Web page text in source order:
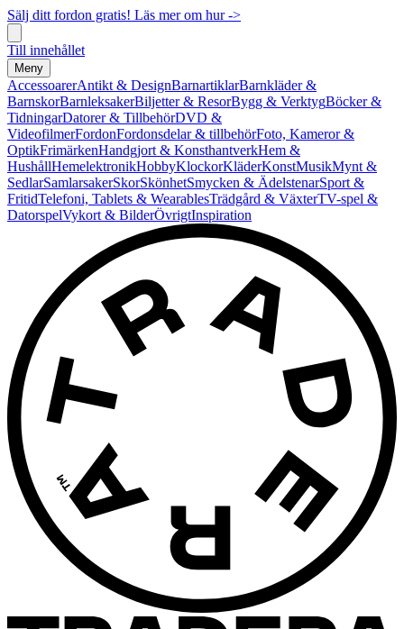
Sälj ditt fordon gratis! Läs mer om hur ->
Till innehållet
Meny
AccessoarerAntikt & DesignBarnartiklarBarnkläder &
BarnskorBarnleksakerBiljetter & ResorBygg & VerktygBöcker &
TidningarDatorer & TillbehörDVD &
VideofilmerFordonFordonsdelar & tillbehörFoto, Kameror &
OptikFrimärkenHandgjort & KonsthantverkHem &
HushållHemelektronikHobbyKlockorKläderKonstMusikMynt &
SedlarSamlarsakerSkorSkönhetSmycken & ÄdelstenarSport &
FritidTelefoni, Tablets & WearablesTrädgård & VäxterTV-spel &
DatorspelVykort & BilderÖvrigtInspiration